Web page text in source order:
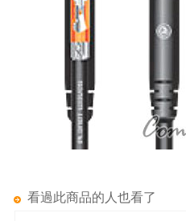
看過此商品的人也看了